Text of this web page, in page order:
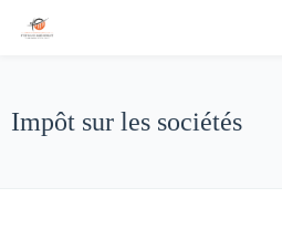
Impôt sur les sociétés